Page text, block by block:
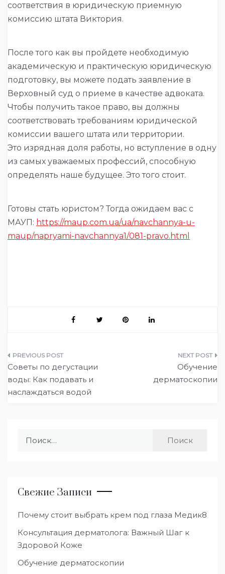
соответствия в юридическую приемную
комиссию штата Виктория.
После того как вы пройдете необходимую
академическую и практическую юридическую
подготовку, вы можете подать заявление в
Верховный суд о приеме в качестве адвоката.
Чтобы получить такое право, вы должны
соответствовать требованиям юридической
комиссии вашего штата или территории.
Это изрядная доля работы, но вступление в одну
из самых уважаемых профессий, способную
определять наше будущее. Это того стоит.
Готовы стать юристом? Тогда ожидаем вас с
МАУП: https://maup.com.ua/ua/navchannya-u-
maup/napryami-navchannya1/081-pravo.html
Навигация
по
записям
Советы по дегустации
воды: Как подавать и
наслаждаться водой
Обучение
дерматоскопии
Свежие Записи
Почему стоит выбрать крем под глаза Медик8
Консультация дерматолога: Важный Шаг к
Здоровой Коже
Обучение дерматоскопии